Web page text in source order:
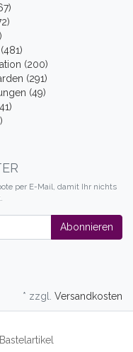
(200)
(291)
(49)
per E-Mail, damit Ihr nichts
Abonnieren
* zzgl. Versandkosten